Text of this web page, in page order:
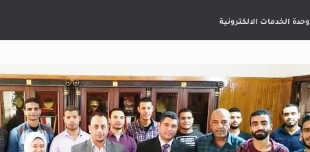
وحدة الخدمات الالكترونية